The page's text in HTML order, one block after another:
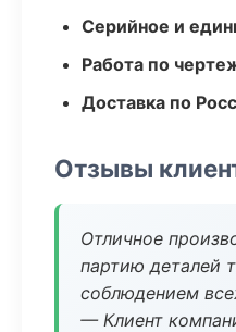
Серийное и
Работа по
Доставка по
Отзывы
Отличное
партию деталей
соблюдением
— Клиент